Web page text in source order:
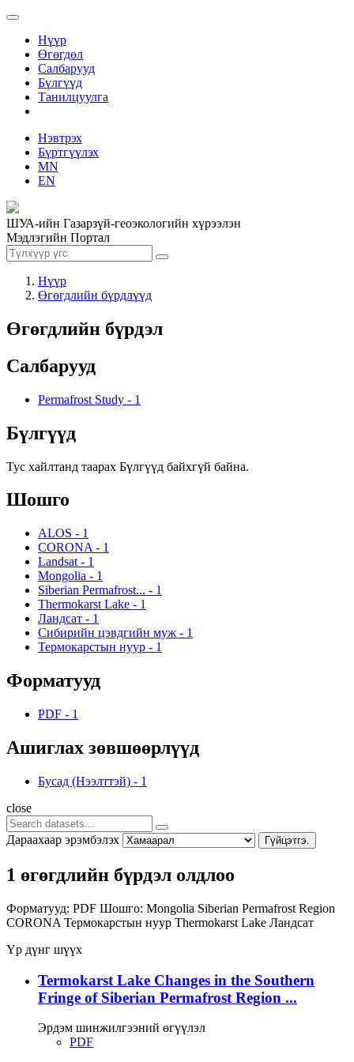
Нүүр
Өгөгдөл
Салбарууд
Бүлгүүд
Танилцуулга
Нэвтрэх
Бүртгүүлэх
MN
EN
ШУА-ийн Газарзүй-геоэкологийн хүрээлэн
Мэдлэгийн Портал
Нүүр
Өгөгдлийн бүрдлүүд
Өгөгдлийн бүрдэл
Салбарууд
Permafrost Study - 1
Бүлгүүд
Тус хайлтанд таарах Бүлгүүд байхгүй байна.
Шошго
ALOS - 1
CORONA - 1
Landsat - 1
Mongolia - 1
Siberian Permafrost... - 1
Thermokarst Lake - 1
Ландсат - 1
Сибирийн цэвдгийн муж - 1
Термокарстын нуур - 1
Форматууд
PDF - 1
Ашиглах зөвшөөрлүүд
Бусад (Нээлттэй) - 1
close
Дараахаар эрэмбэлэх Гүйцэтгэ.
1 өгөгдлийн бүрдэл олдлоо
Форматууд: PDF Шошго: Mongolia Siberian Permafrost Region
CORONA Термокарстын нуур Thermokarst Lake Ландсат
Үр дүнг шүүх
Termokarst Lake Changes in the Southern
Fringe of Siberian Permafrost Region ...
Эрдэм шинжилгээний өгүүлэл
PDF